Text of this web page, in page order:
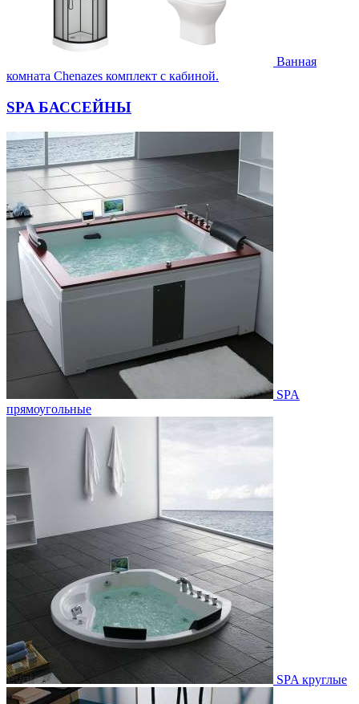
Ванная
комната Chenazes комплект с кабиной.
SPA БАССЕЙНЫ
SPA
прямоугольные
SPA круглые